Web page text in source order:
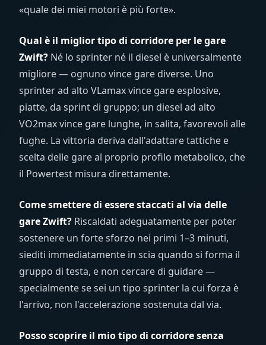
«quale dei miei motori è più forte».
Qual è il miglior tipo di corridore per le gare
Zwift? Né lo sprinter né il diesel è universalmente
migliore — ognuno vince gare diverse. Uno
sprinter ad alto VLamax vince gare esplosive,
piatte, da sprint di gruppo; un diesel ad alto
VO2max vince gare lunghe, in salita, favorevoli alle
fughe. La vittoria deriva dall'adattare tattiche e
scelta delle gare al proprio profilo metabolico, che
il Powertest misura direttamente.
Come smettere di essere staccati al via delle
gare Zwift? Riscaldati adeguatamente per poter
sostenere un forte sforzo nei primi 1–3 minuti,
siediti immediatamente in scia quando si forma il
gruppo di testa, e non cercare di guidare —
specialmente se sei un tipo sprinter la cui forza è
l'arrivo, non l'accelerazione sostenuta dal via.
Posso scoprire il mio tipo di corridore senza